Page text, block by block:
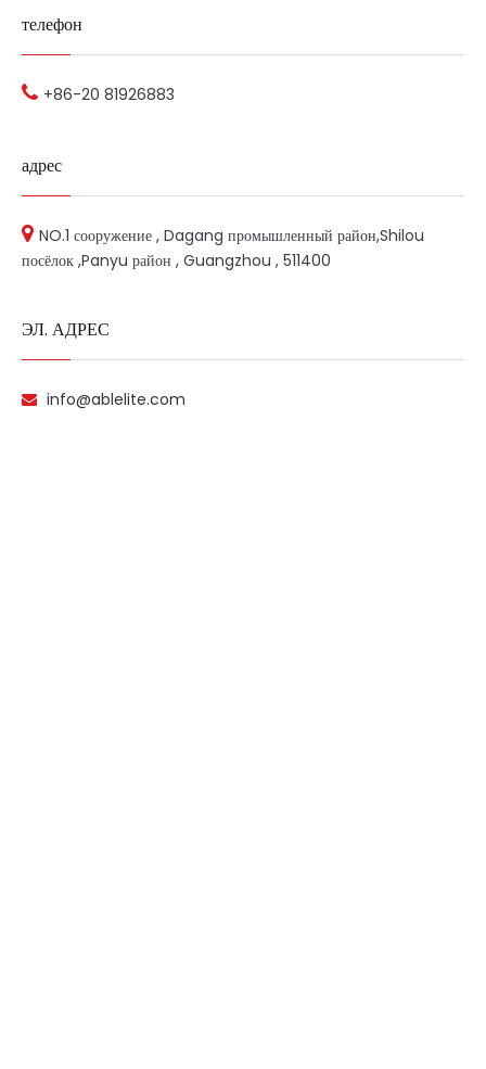
телефон ​​​​​​​​​​​​​​
+86-20 81926883
адрес​​​​​​​
NO.1 сооружение , Dagang промышленный район,Shilou
посёлок ,Panyu район , Guangzhou , 511400
ЭЛ. АДРЕС
 info@ablelite.com